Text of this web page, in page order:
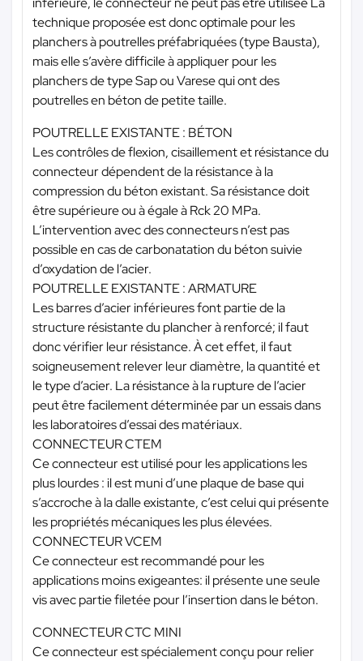
technique proposée est donc optimale pour les
planchers à poutrelles préfabriquées (type Bausta),
mais elle s’avère difficile à appliquer pour les
planchers de type Sap ou Varese qui ont des
poutrelles en béton de petite taille.
POUTRELLE EXISTANTE : BÉTON
Les contrôles de flexion, cisaillement et résistance du
connecteur dépendent de la résistance à la
compression du béton existant. Sa résistance doit
être supérieure ou à égale à Rck 20 MPa.
L’intervention avec des connecteurs n’est pas
possible en cas de carbonatation du béton suivie
d’oxydation de l’acier.
POUTRELLE EXISTANTE : ARMATURE
Les barres d’acier inférieures font partie de la
structure résistante du plancher à renforcé; il faut
donc vérifier leur résistance. À cet effet, il faut
soigneusement relever leur diamètre, la quantité et
le type d’acier. La résistance à la rupture de l’acier
peut être facilement déterminée par un essais dans
les laboratoires d’essai des matériaux.
CONNECTEUR CTEM
Ce connecteur est utilisé pour les applications les
plus lourdes : il est muni d’une plaque de base qui
s’accroche à la dalle existante, c’est celui qui présente
les propriétés mécaniques les plus élevées.
CONNECTEUR VCEM
Ce connecteur est recommandé pour les
applications moins exigeantes: il présente une seule
vis avec partie filetée pour l’insertion dans le béton.
CONNECTEUR CTC MINI
Ce connecteur est spécialement conçu pour relier